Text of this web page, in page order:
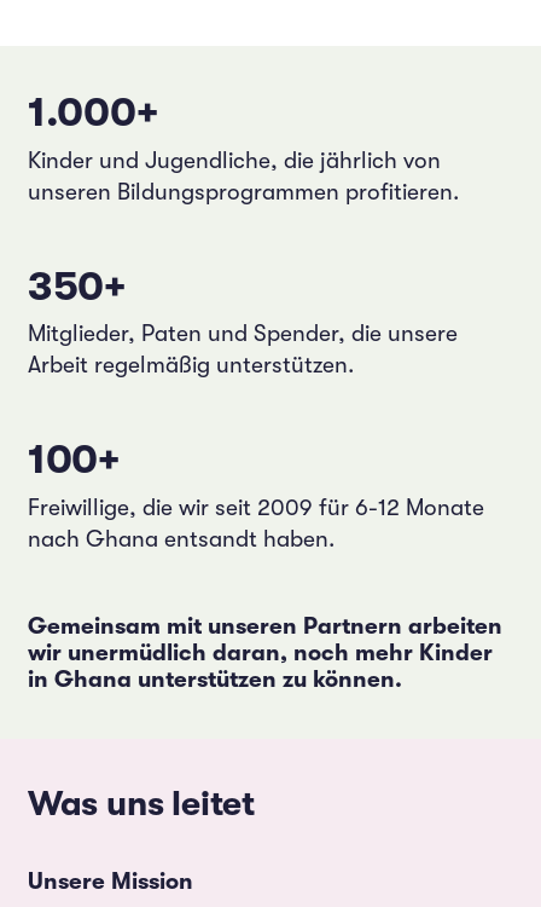
1.000+
Kinder und Jugendliche, die jährlich von
unseren Bildungsprogrammen profitieren.
350+
Mitglieder, Paten und Spender, die unsere
Arbeit regelmäßig unterstützen.
100+
Freiwillige, die wir seit 2009 für 6-12 Monate
nach Ghana entsandt haben.
Gemeinsam mit unseren Partnern arbeiten
wir unermüdlich daran, noch mehr Kinder
in Ghana unterstützen zu können.
Was uns leitet
Unsere Mission